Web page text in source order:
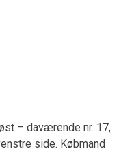
– daværende nr. 17,
side. Købmand